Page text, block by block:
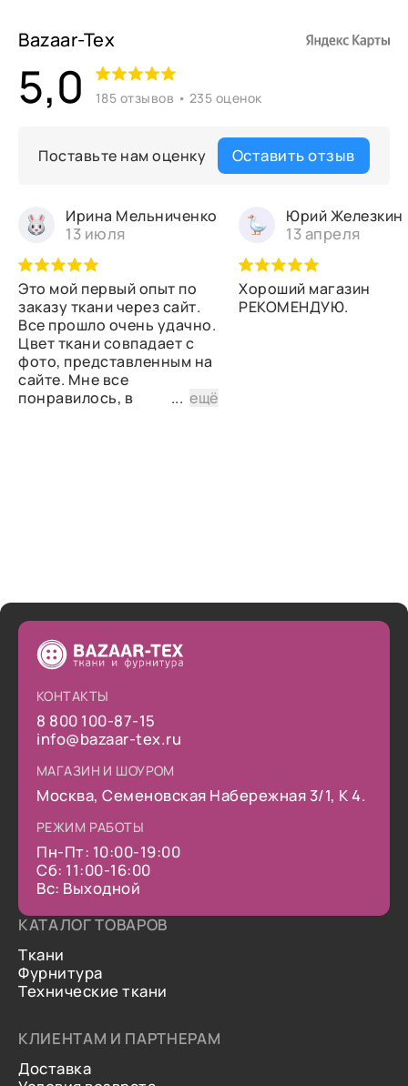
Bazaar-Tex
5,0 185 отзывов • 235 оценок
Поставьте нам оценку Оставить отзыв
Ирина Мельниченко
13 июля
Это мой первый опыт по
заказу ткани через сайт.
Все прошло очень удачно.
Цвет ткани совпадает с
фото, представленным на
сайте. Мне все
понравилось, в
...ещё
Юрий Железкин
13 апреля
Хороший магазин
РЕКОМЕНДУЮ.
КОНТАКТЫ
8 800 100-87-15
info@bazaar-tex.ru
МАГАЗИН И ШОУРОМ
Москва, Семеновская Набережная 3/1, К 4.
РЕЖИМ РАБОТЫ
Пн-Пт: 10:00-19:00
Сб: 11:00-16:00
Вс: Выходной
КАТАЛОГ ТОВАРОВ
Ткани
Фурнитура
Технические ткани
КЛИЕНТАМ И ПАРТНЕРАМ
Доставка